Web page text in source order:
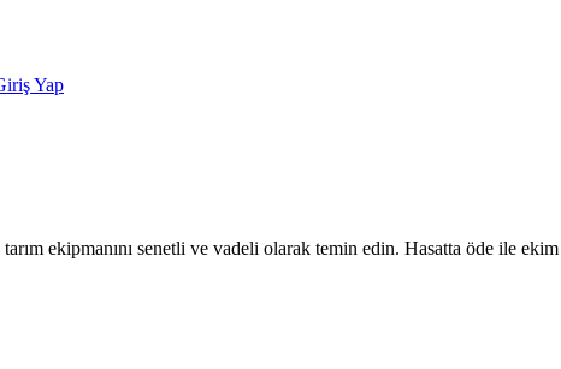
Yap
ekipmanını senetli ve vadeli olarak temin edin. Hasatta öde ile ekim